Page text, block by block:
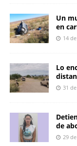
p o
k
Un
en
14
Lo
31
de
29